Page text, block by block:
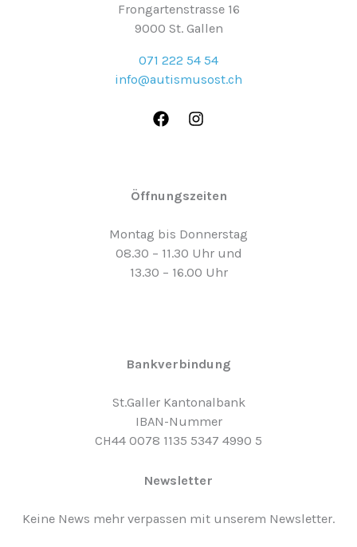
Frongartenstrasse 16
9000 St. Gallen
071 222 54 54
info@autismusost.ch
Öffnungszeiten
Montag bis Donnerstag
08.30 – 11.30 Uhr und
13.30 – 16.00 Uhr
Bankverbindung
St.Galler Kantonalbank
IBAN-Nummer
CH44 0078 1135 5347 4990 5
Newsletter
Keine News mehr verpassen mit unserem Newsletter.